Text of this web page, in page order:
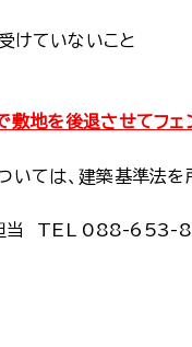
けていないこと
地を後退させてフェ
いては、建築基準法
導担当 TEL 088-653-